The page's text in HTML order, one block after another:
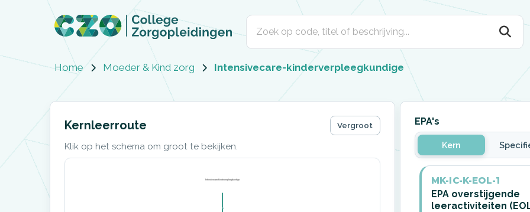
Home Moeder & Kind zorg Intensivecare-kinderverpleegkundige
Kernleerroute Vergroot
Klik op het schema om groot te bekijken.
EPA's
Kern
MK-IC-K-EOL-1
EPA overstijgende
leeractiviteiten